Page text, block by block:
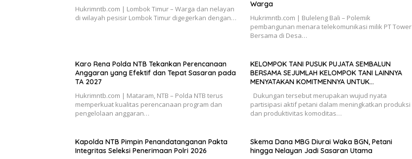
Hukrimntb.com | Lombok Timur – Warga dan nelayan
di wilayah pesisir Lombok Timur digegerkan dengan…
Warga
Hukrimntb.com | Buleleng Bali – Polemik
pembangunan menara telekomunikasi milik PT Tower
Bersama di Desa…
Karo Rena Polda NTB Tekankan Perencanaan
Anggaran yang Efektif dan Tepat Sasaran pada
TA 2027
Hukrimntb.com | Mataram, NTB – Polda NTB terus
memperkuat kualitas perencanaan program dan
pengelolaan anggaran…
KELOMPOK TANI PUSUK PUJATA SEMBALUN
BERSAMA SEJUMLAH KELOMPOK TANI LAINNYA
MENYATAKAN KOMITMENNYA UNTUK
PEMERINTAH DI SEKTOR HORTIKULTURA,
KHUSUSNYA PROGRAM BANTUAN BENIH BAWANG
PUTIH DARI APBN 2026.
Dukungan tersebut merupakan wujud nyata
partisipasi aktif petani dalam meningkatkan produksi
dan produktivitas komoditas…
Kapolda NTB Pimpin Penandatanganan Pakta
Integritas Seleksi Penerimaan Polri 2026
Skema Dana MBG Diurai Waka BGN, Petani
hingga Nelayan Jadi Sasaran Utama